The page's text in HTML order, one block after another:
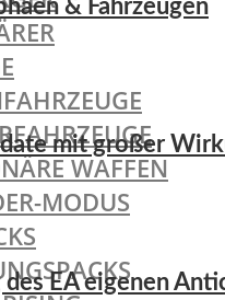
WAFFEN
MODUS
& Fahrzeugen
mit großer
EA eigenen